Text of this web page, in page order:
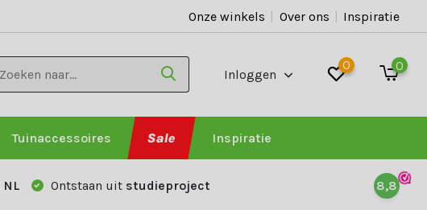
Onze winkels | Over ons | Inspiratie
Inloggen
0 0
Tuinaccessoires Sale Inspiratie
NL Ontstaan uit studieproject 8,8